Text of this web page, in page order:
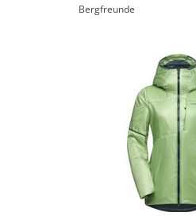
Bergfreunde